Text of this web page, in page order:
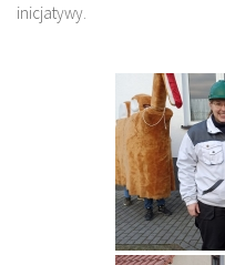
inicjatywy.